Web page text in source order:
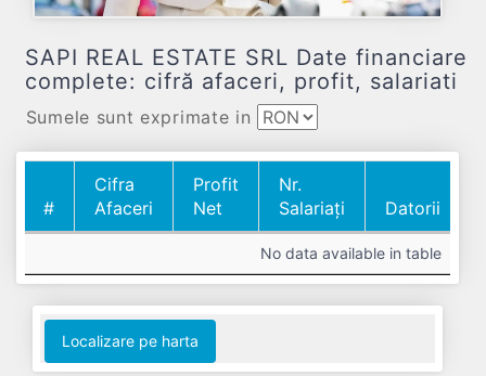
SAPI REAL ESTATE SRL Date financiare
complete: cifră afaceri, profit, salariati
Sumele sunt exprimate in
#
Cifra
Afaceri
Profit
Net
Nr.
Salariați
Datorii
Afaceri
Net
Nr.
Salariați
Datorii
No data available in table
Localizare pe harta